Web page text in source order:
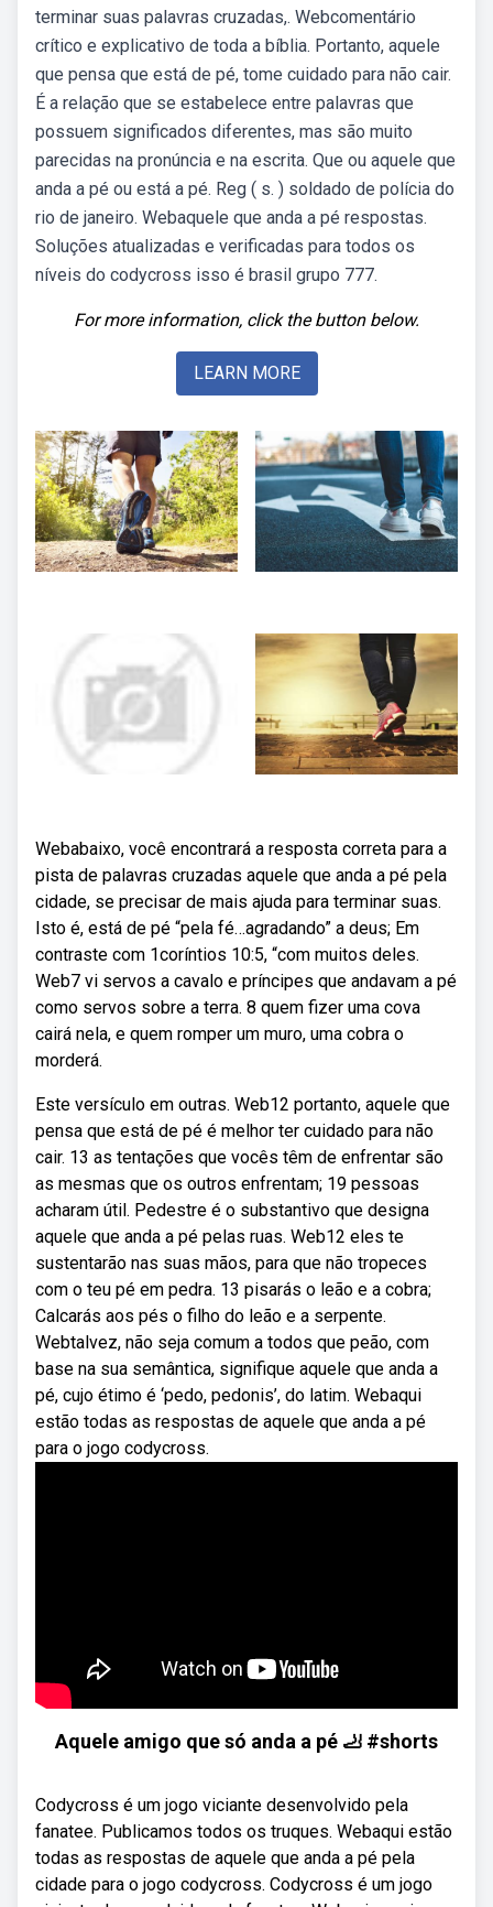
terminar suas palavras cruzadas,. Webcomentário
crítico e explicativo de toda a bíblia. Portanto, aquele
que pensa que está de pé, tome cuidado para não cair.
É a relação que se estabelece entre palavras que
possuem significados diferentes, mas são muito
parecidas na pronúncia e na escrita. Que ou aquele que
anda a pé ou está a pé. Reg ( s. ) soldado de polícia do
rio de janeiro. Webaquele que anda a pé respostas.
Soluções atualizadas e verificadas para todos os
níveis do codycross isso é brasil grupo 777.
For more information, click the button below.
LEARN MORE
Webabaixo, você encontrará a resposta correta para a
pista de palavras cruzadas aquele que anda a pé pela
cidade, se precisar de mais ajuda para terminar suas.
Isto é, está de pé “pela fé…agradando” a deus; Em
contraste com 1coríntios 10:5, “com muitos deles.
Web7 vi servos a cavalo e príncipes que andavam a pé
como servos sobre a terra. 8 quem fizer uma cova
cairá nela, e quem romper um muro, uma cobra o
morderá.
Este versículo em outras. Web12 portanto, aquele que
pensa que está de pé é melhor ter cuidado para não
cair. 13 as tentações que vocês têm de enfrentar são
as mesmas que os outros enfrentam; 19 pessoas
acharam útil. Pedestre é o substantivo que designa
aquele que anda a pé pelas ruas. Web12 eles te
sustentarão nas suas mãos, para que não tropeces
com o teu pé em pedra. 13 pisarás o leão e a cobra;
Calcarás aos pés o filho do leão e a serpente.
Webtalvez, não seja comum a todos que peão, com
base na sua semântica, signifique aquele que anda a
pé, cujo étimo é ‘pedo, pedonis’, do latim. Webaqui
estão todas as respostas de aquele que anda a pé
para o jogo codycross.
Aquele amigo que só anda a pé 🦶 #shorts
Codycross é um jogo viciante desenvolvido pela
fanatee. Publicamos todos os truques. Webaqui estão
todas as respostas de aquele que anda a pé pela
cidade para o jogo codycross. Codycross é um jogo